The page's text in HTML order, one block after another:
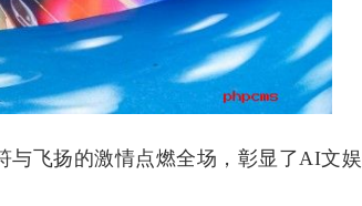
飞扬的激情点燃全场，彰显了AI文娱